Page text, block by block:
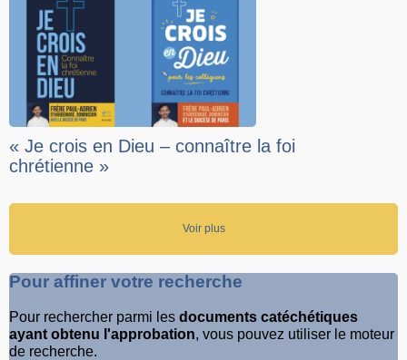
« Je crois en Dieu – connaître la foi
chrétienne »
Voir plus
Pour affiner votre recherche
Pour rechercher parmi les documents catéchétiques
ayant obtenu l'approbation, vous pouvez utiliser le moteur
de recherche.